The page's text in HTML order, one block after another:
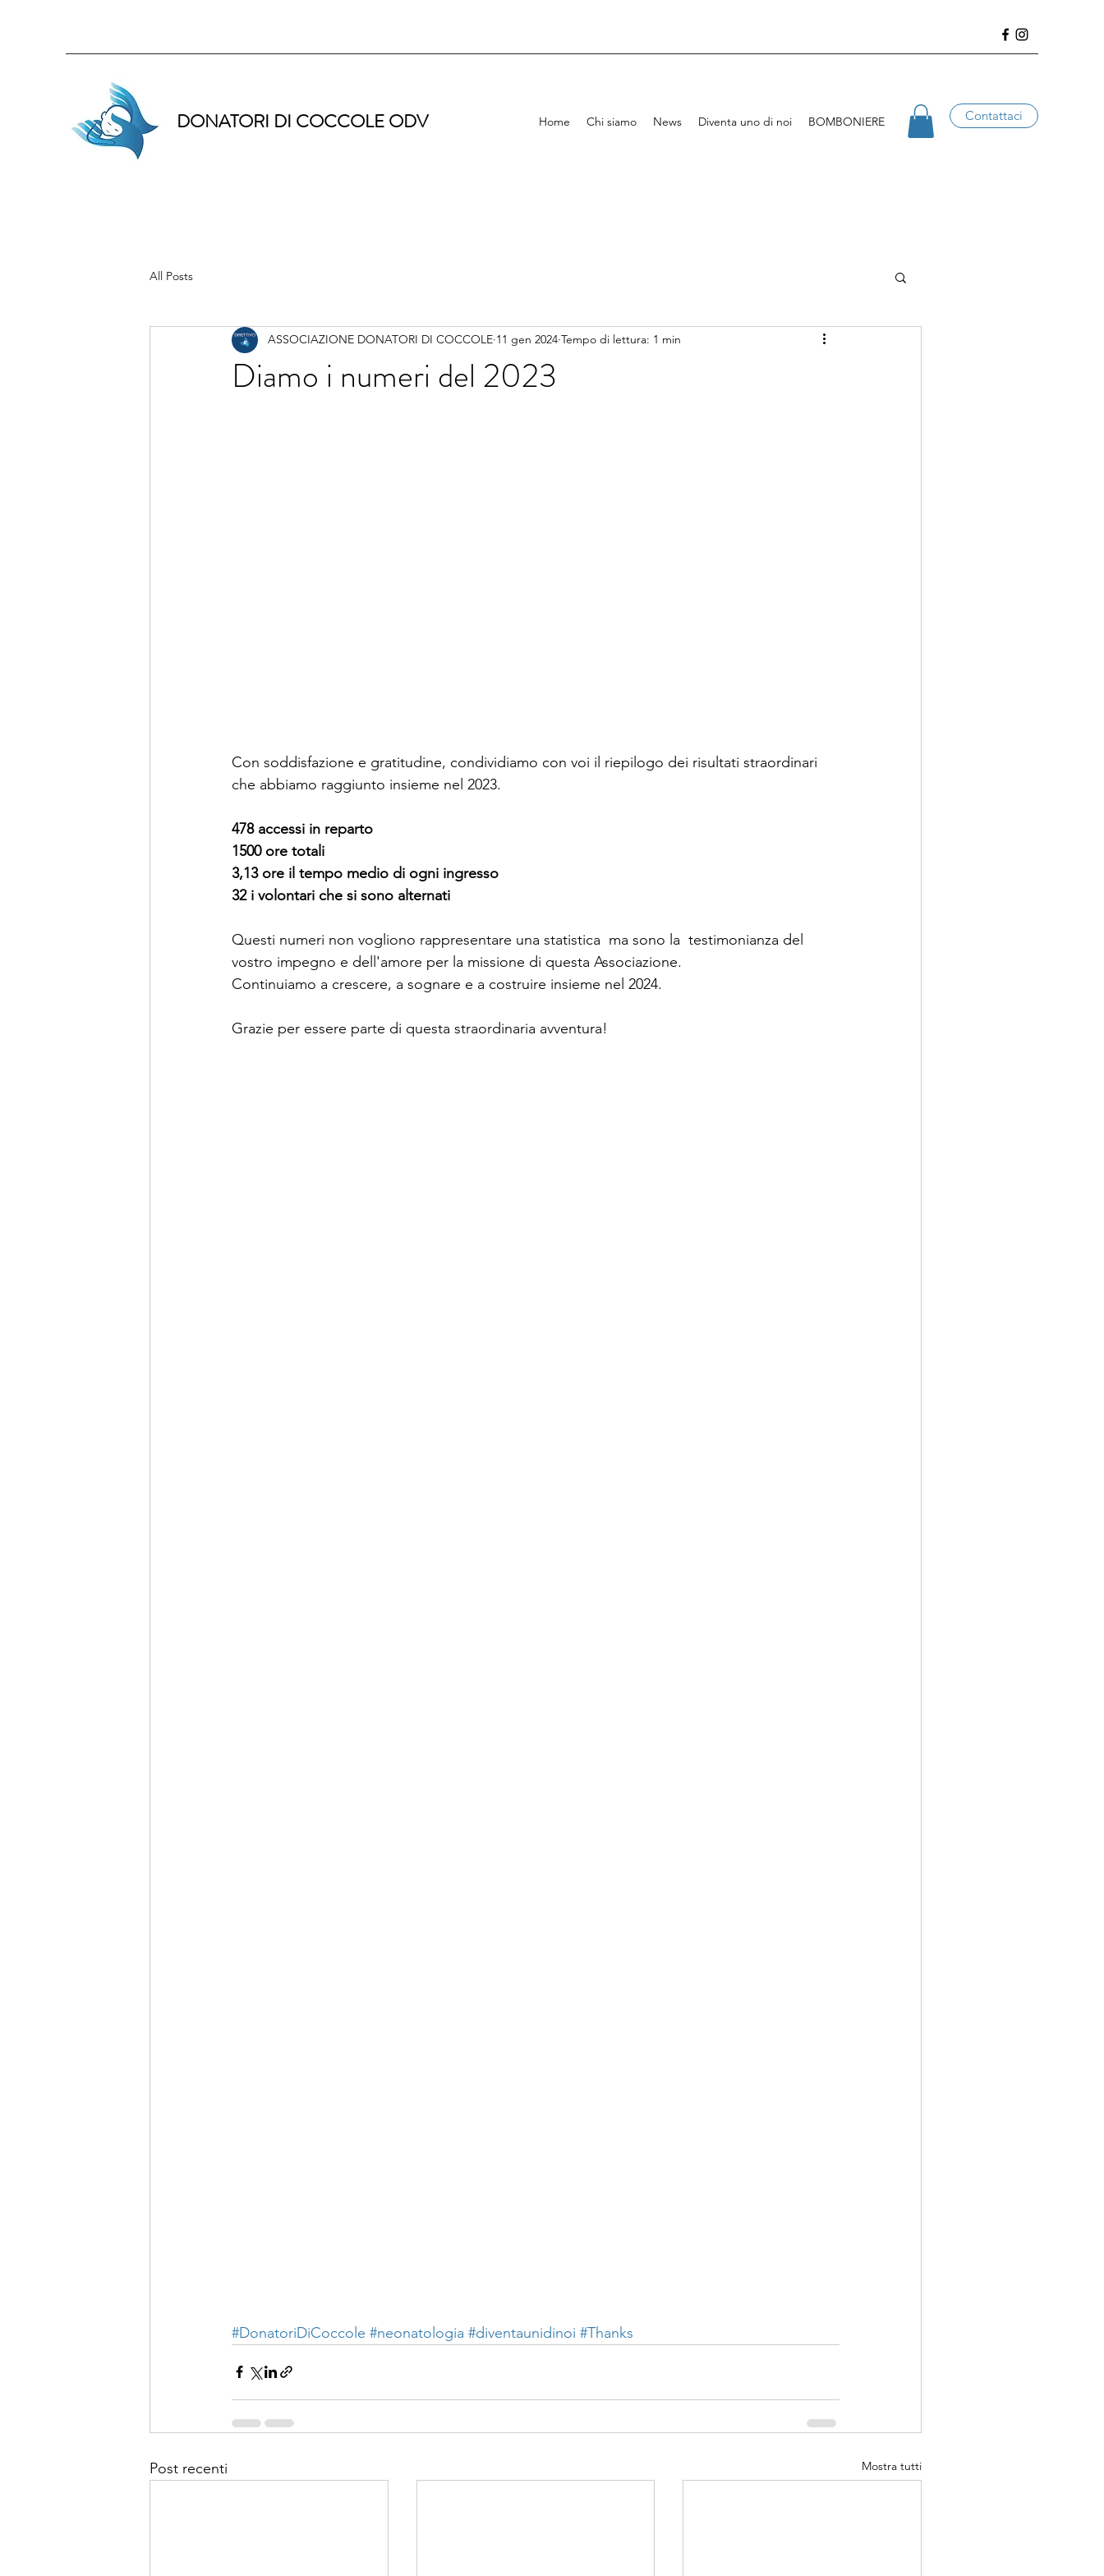
DONATORI DI COCCOLE ODV Home Chi siamo News Diventa uno di noi BOMBONIERE Contattaci
All Posts
Diamo i numeri del 2023
ASSOCIAZIONE DONATORI DI COCCOLE 11 gen 2024 Tempo di lettura: 1 min
Con soddisfazione e gratitudine, condividiamo con voi il riepilogo dei risultati straordinari
che abbiamo raggiunto insieme nel 2023.
478 accessi in reparto
1500 ore totali
3,13 ore il tempo medio di ogni ingresso
32 i volontari che si sono alternati
Questi numeri non vogliono rappresentare una statistica  ma sono la  testimonianza del
vostro impegno e dell'amore per la missione di questa Associazione.
Continuiamo a crescere, a sognare e a costruire insieme nel 2024.
Grazie per essere parte di questa straordinaria avventura!
#DonatoriDiCoccole #neonatologia #diventaunidinoi #Thanks
Post recenti Mostra tutti